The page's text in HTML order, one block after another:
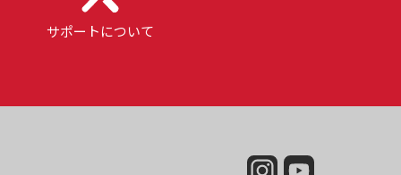
サポートについて